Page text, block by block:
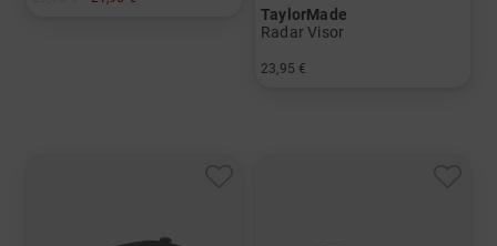
TaylorMade
Radar Visor
23,95 €